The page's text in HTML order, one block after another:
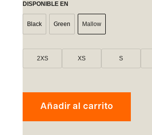
DISPONIBLE EN
Black Green Mallow
2XS XS S
Añadir al carrito